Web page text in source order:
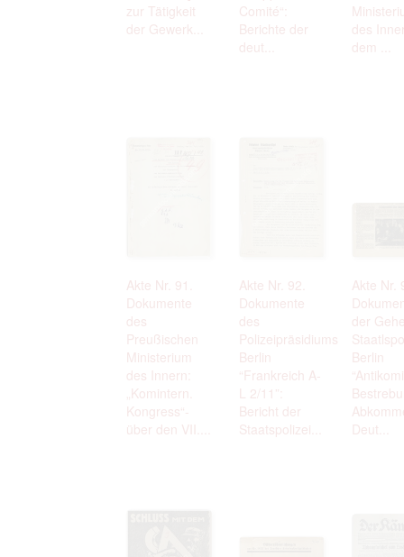
zur Tätigkeit
der Gewerk...
Comité“:
Berichte der
deut...
des
dem ...
Akte Nr. 91.
Dokumente
des
Preußischen
Ministerium
des Innern:
„Komintern.
Kongress“-
über den VII....
Akte Nr. 92.
Dokumente
des
Polizeipräsidiums
Berlin
“Frankreich A-
L 2/11”:
Bericht der
Staatspolizei...
Akte Nr.
der
Berlin
Deut...